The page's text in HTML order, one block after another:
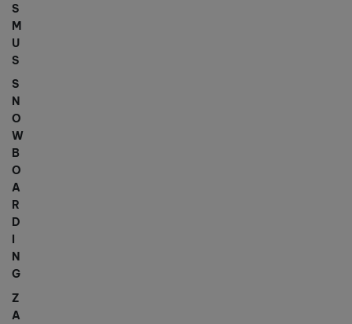
S
M
U
S
S
N
O
W
B
O
A
R
D
N
G
Z
A